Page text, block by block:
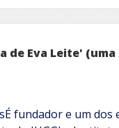
Eva Leite' (uma
fundador e um